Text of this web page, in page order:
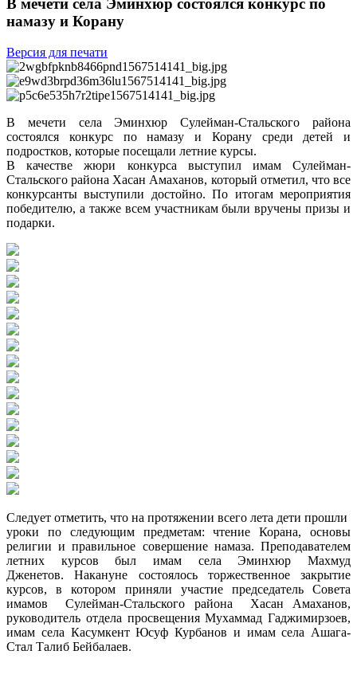
В мечети села Эминхюр состоялся конкурс по
намазу и Корану
Версия для печати
В мечети села Эминхюр Сулейман-Стальского района
состоялся конкурс по намазу и Корану среди детей и
подростков, которые посещали летние курсы.
В качестве жюри конкурса выступил имам Сулейман-
Стальского района Хасан Амаханов, который отметил, что все
конкурсанты выступили достойно. По итогам мероприятия
победителю, а также всем участникам были вручены призы и
подарки.
Следует отметить, что на протяжении всего лета дети прошли
уроки по следующим предметам: чтение Корана, основы
религии и правильное совершение намаза. Преподавателем
летних курсов был имам села Эминхюр Махмуд
Дженетов. Накануне состоялось торжественное закрытие
курсов, в котором приняли участие председатель Совета
имамов Сулейман-Стальского района Хасан Амаханов,
руководитель отдела просвещения Мухаммад Гаджимирзоев,
имам села Касумкент Юсуф Курбанов и имам села Ашага-
Стал Талиб Бейбалаев.